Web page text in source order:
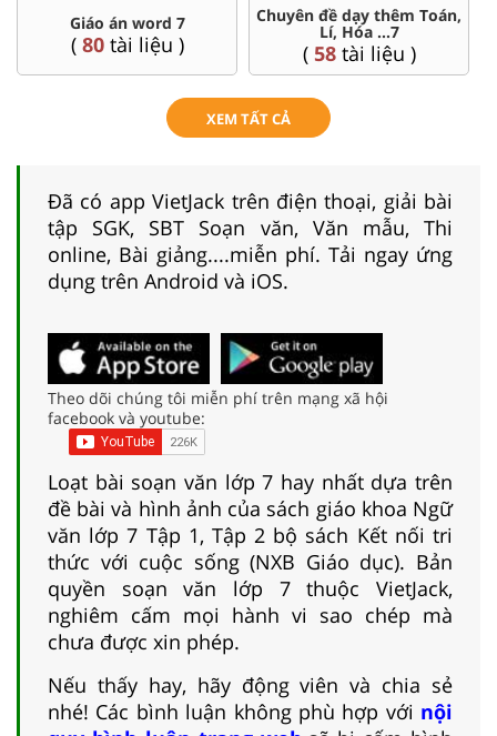
Giáo án word 7
( 80tài liệu )
Chuyên đề dạy thêm Toán,
Lí, Hóa ...7
( 58tài liệu )
XEM TẤT CẢ
Đã có app VietJack trên điện thoại, giải bài
tập SGK, SBT Soạn văn, Văn mẫu, Thi
online, Bài giảng....miễn phí. Tải ngay ứng
dụng trên Android và iOS.
Theo dõi chúng tôi miễn phí trên mạng xã hội
facebook và youtube:
Loạt bài soạn văn lớp 7 hay nhất dựa trên
đề bài và hình ảnh của sách giáo khoa Ngữ
văn lớp 7 Tập 1, Tập 2 bộ sách Kết nối tri
thức với cuộc sống (NXB Giáo dục). Bản
quyền soạn văn lớp 7 thuộc VietJack,
nghiêm cấm mọi hành vi sao chép mà
chưa được xin phép.
Nếu thấy hay, hãy động viên và chia sẻ
nhé! Các bình luận không phù hợp với nội